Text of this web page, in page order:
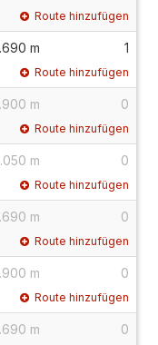
Route hinzufügen
m 1
Route hinzufügen
m 0
Route hinzufügen
m 0
Route hinzufügen
m 0
Route hinzufügen
m 0
Route hinzufügen
m 0